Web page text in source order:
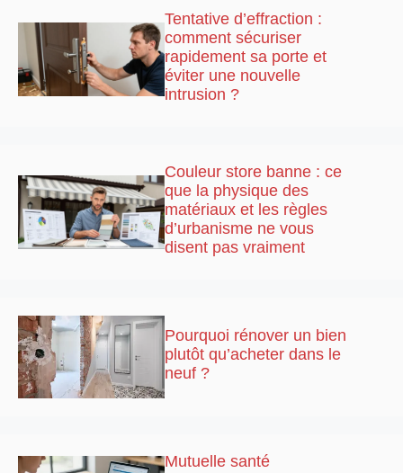
Tentative d’effraction :
comment sécuriser
rapidement sa porte et
éviter une nouvelle
intrusion ?
Couleur store banne : ce
que la physique des
matériaux et les règles
d’urbanisme ne vous
disent pas vraiment
Pourquoi rénover un bien
plutôt qu’acheter dans le
neuf ?
Mutuelle santé